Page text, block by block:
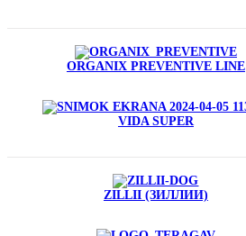
ORGANIX PREVENTIVE LINE
VIDA SUPER
ZILLII (ЗИЛЛИИ)